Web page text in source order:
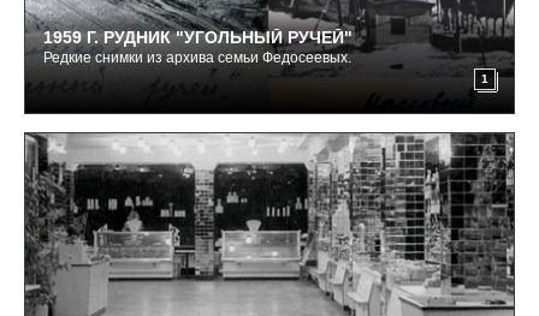
1
1959 Г. РУДНИК "УГОЛЬНЫЙ РУЧЕЙ"
Редкие снимки из архива семьи Федосеевых.